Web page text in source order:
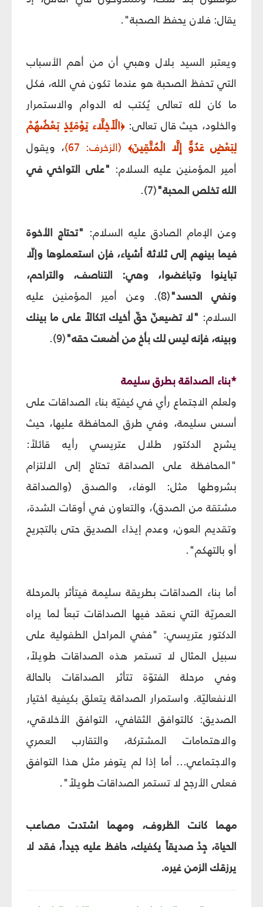
يقال: فلان يحفظ الصحبة".
ويعتبر السيد بلال وهبي أن من أهم الأسباب
التي تحفظ الصحبة هو عندما تكون في الله، فكل
ما كان لله تعالى يُكتب له الدوام والاستمرار
والخلود، حيث قال تعالى:﴿الْأَخِلَّاء يَوْمَئِذٍ بَعْضُهُمْ
لِبَعْضٍ عَدُوٌّ إِلَّا الْمُتَّقِينَ﴾ (الزخرف: 67)
، ويقول
أمير المؤمنين عليه السلام: "على التواخي في
الله تخلص المحبة"(7).
وعن الإمام الصادق عليه السلام: "تحتاج الأخوة
فيما بينهم إلى ثلاثة أشياء، فإن استعملوها وإلّا
تباينوا وتباغضوا، وهي: التناصف، والتراحم،
ونفي الحسد"
(8). وعن أمير المؤمنين عليه
السلام: "لا تضيعنّ حقّ أخيك اتكالاً على ما بينك
وبينه، فإنه ليس لك بأخ من أضعت حقه"(9).
*بناء الصداقة بطرق سليمة
ولعلم الاجتماع رأي في كيفيّة بناء الصداقات على
أسس سليمة، وفي طرق المحافظة عليها، حيث
يشرح الدكتور طلال عتريسي رأيه قائلاً:
"المحافظة على الصداقة تحتاج إلى الالتزام
بشروطها مثل: الوفاء، والصدق (والصداقة
مشتقة من الصدق)، والتعاون في أوقات الشدة،
وتقديم العون، وعدم إيذاء الصديق حتى بالتجريح
أو بالتهكم".
أما بناء الصداقات بطريقة سليمة فيتأثر بالمرحلة
العمريّة التي نعقد فيها الصداقات تبعاً لما يراه
الدكتور عتريسي: "ففي المراحل الطفولية على
سبيل المثال لا تستمر هذه الصداقات طويلاً،
وفي مرحلة الفتوّة تتأثر الصداقات بالحالة
الانفعاليّة. واستمرار الصداقة يتعلق بكيفية اختيار
الصديق: كالتوافق الثقافي، التوافق الأخلاقي،
والاهتمامات المشتركة، والتقارب العمري
والاجتماعي... أما إذا لم يتوفر مثل هذا التوافق
فعلى الأرجح لا تستمر الصداقات طويلاً".
مهما كانت الظروف، ومهما اشتدت مصاعب
الحياة، جِدْ صديقاً يكفيك، حافظ عليه جيداً، فقد لا
يرزقك الزمن غيره.